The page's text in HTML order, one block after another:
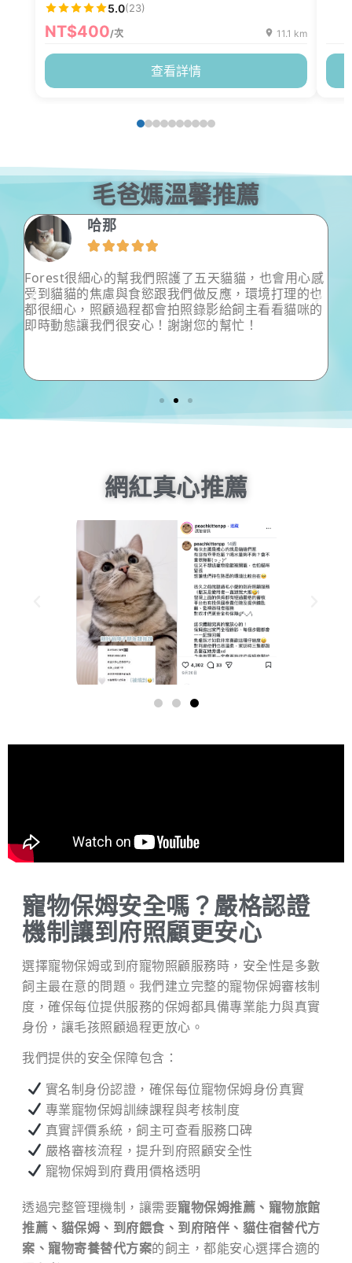
5.0(23)
NT$400/次 11.1 km
查看詳情
毛爸媽溫馨推薦
哈那

Forest很細心的幫我們照護了五天貓貓，也會用心感
受到貓貓的焦慮與食慾跟我們做反應，環境打理的也
都很細心，照顧過程都會拍照錄影給飼主看看貓咪的
即時動態讓我們很安心！謝謝您的幫忙！
網紅真心推薦
寵物保姆安全嗎？嚴格認證
機制讓到府照顧更安心
選擇寵物保姆或到府寵物照顧服務時，安全性是多數
飼主最在意的問題。我們建立完整的寵物保姆審核制
度，確保每位提供服務的保姆都具備專業能力與真實
身份，讓毛孩照顧過程更放心。
我們提供的安全保障包含：
實名制身份認證，確保每位寵物保姆身份真實
專業寵物保姆訓練課程與考核制度
真實評價系統，飼主可查看服務口碑
嚴格審核流程，提升到府照顧安全性
寵物保姆到府費用價格透明
透過完整管理機制，讓需要寵物保姆推薦、寵物旅館
推薦、貓保姆、到府餵食、到府陪伴、貓住宿替代方
案、寵物寄養替代方案的飼主，都能安心選擇合適的